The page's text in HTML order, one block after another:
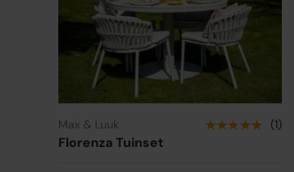
Max & Luuk ★★★★★ (1)
Florenza Tuinset